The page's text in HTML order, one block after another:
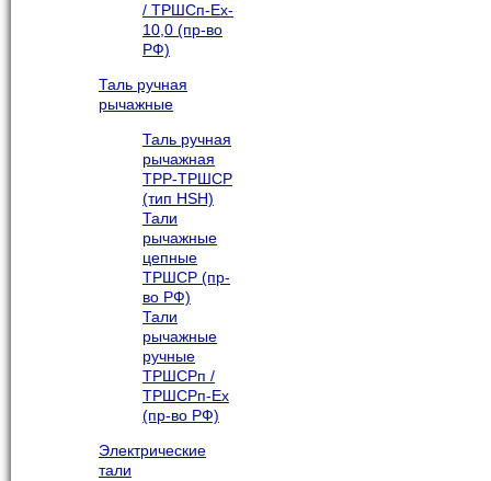
/ ТРШСп-Ex-
10,0 (пр-во
РФ)
Таль ручная
рычажные
Таль ручная
рычажная
ТРР-ТРШСР
(тип HSH)
Тали
рычажные
цепные
ТРШСР (пр-
во РФ)
Тали
рычажные
ручные
ТРШСРп /
ТРШСРп-Ех
(пр-во РФ)
Электрические
тали